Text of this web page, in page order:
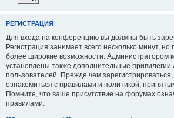
РЕГИСТРАЦИЯ
Для входа на конференцию вы должны быть
Регистрация занимает всего несколько минут,
более широкие возможности. Администратором
установлены также дополнительные привилегии
пользователей. Прежде чем
ознакомиться с правилами и политикой,
Помните, что ваше присутствие на форумах
правилами.